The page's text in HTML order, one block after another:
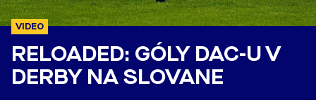
VIDEO
RELOADED: GÓLY DAC-U V
DERBY NA SLOVANE